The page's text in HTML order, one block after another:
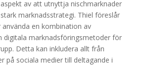
av att utnyttja nischmarknader
marknadsstrategi. Thiel föreslår
en kombination av
digitala marknadsföringsmetoder för
Detta kan inkludera allt från
på sociala medier till deltagande i